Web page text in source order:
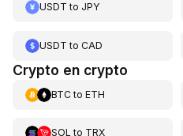
USDT to JPY
USDT to CAD
Crypto en crypto
BTCto ETH
SOL to TRX